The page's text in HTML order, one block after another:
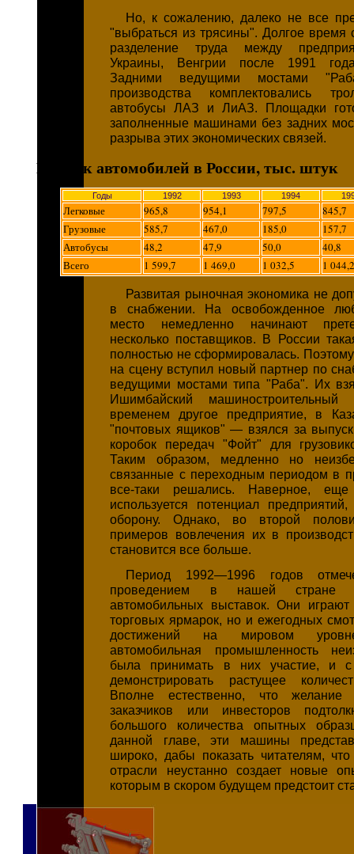
Но, к сожалению, далеко не все
"выбраться из трясины". Долгое время
разделение труда между
Украины, Венгрии после 1991 года
Задними ведущими мостами
производства комплектовались
автобусы ЛАЗ и ЛиАЗ. Площадки
заполненные машинами без задних
разрыва этих экономических связей.
Выпуск автомобилей в России, тыс. штук
Годы 1992 1993 1994
Легковые 965,8 954,1 797,5
845,7
Грузовые
585,7 467,0 185,0
157,7
Автобусы
48,2 47,9 50,0
40,8
Всего
1 599,7 1 469,0 1 032,5 1 044,2
Развитая рыночная экономика не
в снабжении. На освобожденное
место немедленно начинают
несколько поставщиков. В России
полностью не сформировалась.
на сцену вступил новый партнер по
ведущими мостами типа "Раба". Их
Ишимбайский
временем другое предприятие, в
"почтовых ящиков" — взялся за выпуск
коробок передач "Фойт" для
Таким образом, медленно но
связанные с переходным периодом в
все-таки решались. Наверное,
используется потенциал
оборону. Однако, во второй
примеров вовлечения их в
становится все больше.
Период 1992—1996 годов
проведением в нашей стране
автомобильных выставок. Они
торговых ярмарок, но и ежегодных
достижений на мировом
автомобильная промышленность
была принимать в них участие, и
демонстрировать растущее
Вполне естественно, что желание
заказчиков или инвесторов
большого количества опытных
данной главе, эти машины
широко, дабы показать читателям,
отрасли неустанно создает новые
которым в скором будущем предстоит